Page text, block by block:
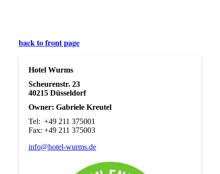
back to front page
Hotel Wurms
Scheurenstr. 23
40215 Düsseldorf
Owner: Gabriele Kreutel
Tel: +49 211 375001
Fax: +49 211 375003
info@hotel-wurms.de